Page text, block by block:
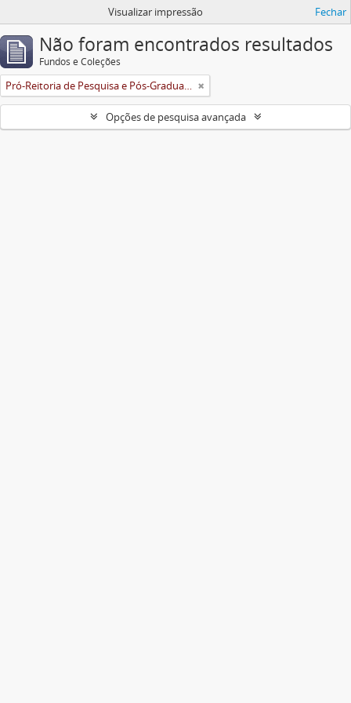
Visualizar impressão Fechar
Não foram encontrados resultados
Fundos e Coleções
Pró-Reitoria de Pesquisa e Pós-Graduação
Opções de pesquisa avançada